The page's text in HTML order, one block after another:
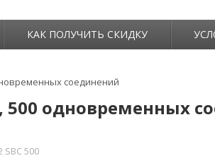
КАК ПОЛУЧИТЬ СКИДКУ
соединений
500 одновременных
SBС 500